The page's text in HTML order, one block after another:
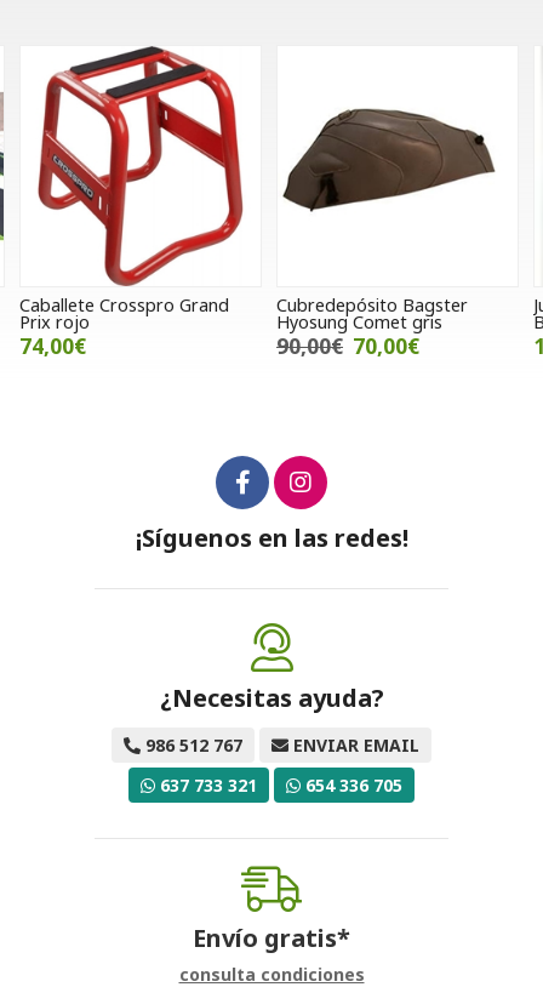
Cubredepósito Bagster
Hyosung Comet gris
90,00€
Juego de contrapesos
Buzzetti
15,00€
¡Síguenos en las redes!
¿Necesitas ayuda?
986 512 767
ENVIAR EMAIL
637 733 321
654 336 705
Envío gratis*
consulta condiciones